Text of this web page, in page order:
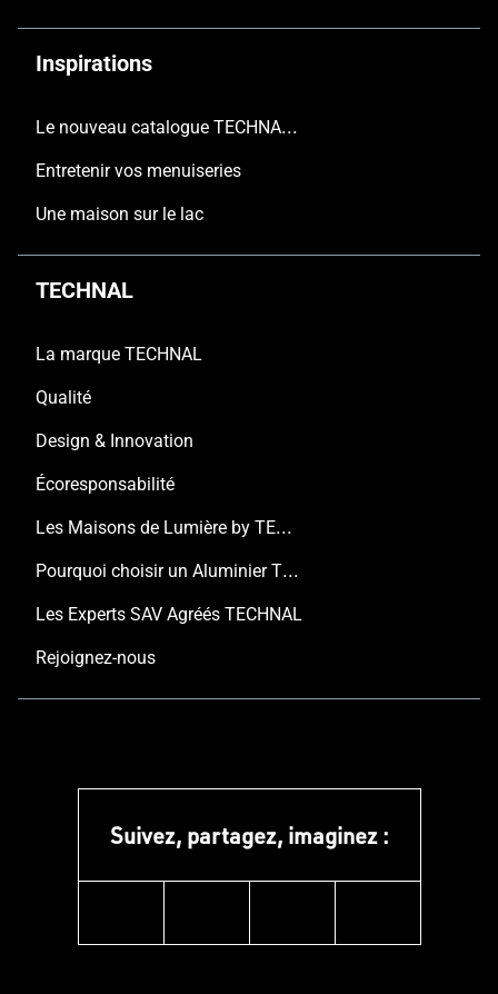
Inspirations
Le nouveau catalogue TECHNAL est arrivé
Entretenir vos menuiseries
Une maison sur le lac
TECHNAL
La marque TECHNAL
Qualité
Design & Innovation
Écoresponsabilité
Les Maisons de Lumière by TECHNAL
Pourquoi choisir un Aluminier TECHNAL ?
Les Experts SAV Agréés TECHNAL
Rejoignez-nous
Suivez, partagez, imaginez :